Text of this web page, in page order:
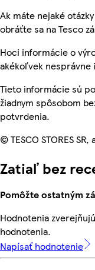
Ak máte nejaké
obráťte sa na Tesco
Hoci informácie o
akékoľvek nesprávne
Tieto informácie sú
žiadnym spôsobom
potvrdenia.
© TESCO STORES
Zatiaľ bez
Pomôžte ostatným
Hodnotenia
hodnotenia.
Napísať hodnotenie